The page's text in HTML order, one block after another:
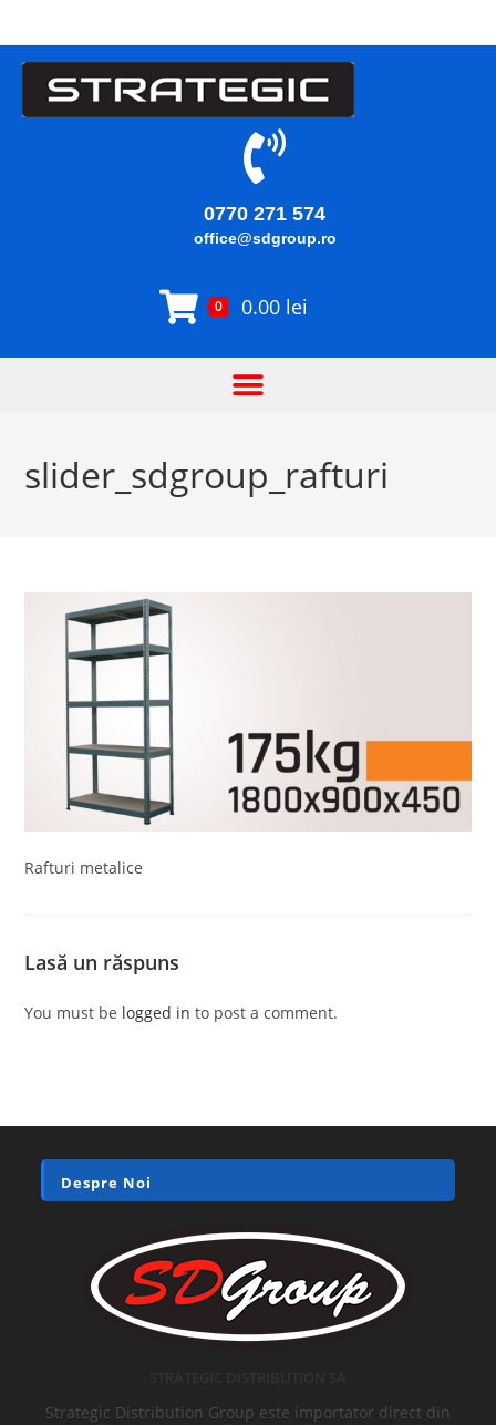
0770 271 574
office@sdgroup.ro
0 0.00 lei
slider_sdgroup_rafturi
Rafturi metalice
Lasă un răspuns
You must be logged in to post a comment.
Despre Noi
Strategic Distribution Group este importator direct din